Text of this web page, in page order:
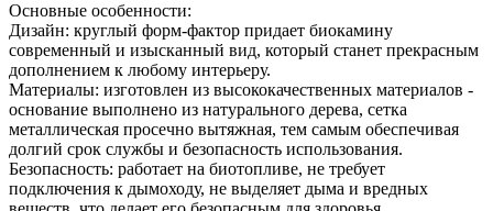
Основные особенности:
Дизайн: круглый форм-фактор придает биокамину
современный и изысканный вид, который станет прекрасным
дополнением к любому интерьеру.
Материалы: изготовлен из высококачественных материалов -
основание выполнено из натурального дерева, сетка
металлическая просечно вытяжная, тем самым обеспечивая
долгий срок службы и безопасность использования.
Безопасность: работает на биотопливе, не требует
подключения к дымоходу, не выделяет дыма и вредных